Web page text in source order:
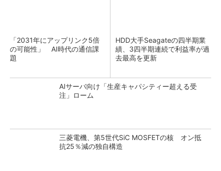
「2031年にアップリンク5倍
の可能性」 AI時代の通信課
題
HDD大手Seagateの四半期業
績、3四半期連続で利益率が過
去最高を更新
AIサーバ向け「生産キャパシティー超える受
注」ローム
三菱電機、第5世代SiC MOSFETの核 オン抵
抗25％減の独自構造